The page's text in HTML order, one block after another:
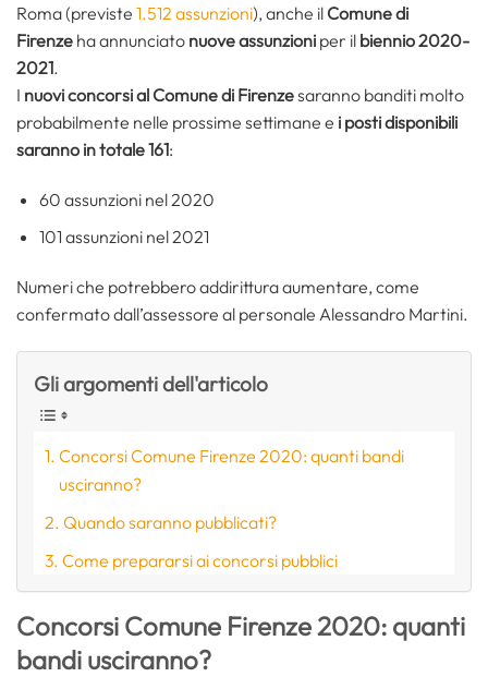
Roma (previste 1.512 assunzioni), anche il Comune di
Firenze ha annunciato nuove assunzioni per il biennio 2020-
2021.
I nuovi concorsi al Comune di Firenzesaranno banditi molto
probabilmente nelle prossime settimane e i posti disponibili
saranno in totale 161:
60 assunzioni nel 2020
101 assunzioni nel 2021
Numeri che potrebbero addirittura aumentare, come
confermato dall’assessore al personale Alessandro Martini.
Gli argomenti dell'articolo
Concorsi Comune Firenze 2020: quanti bandi
usciranno?
Quando saranno pubblicati?
Come prepararsi ai concorsi pubblici
Concorsi Comune Firenze 2020: quanti
bandi usciranno?